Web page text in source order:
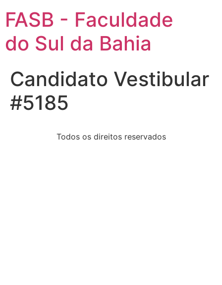
FASB - Faculdade
do Sul da Bahia
Candidato Vestibular
#5185
Todos os direitos reservados